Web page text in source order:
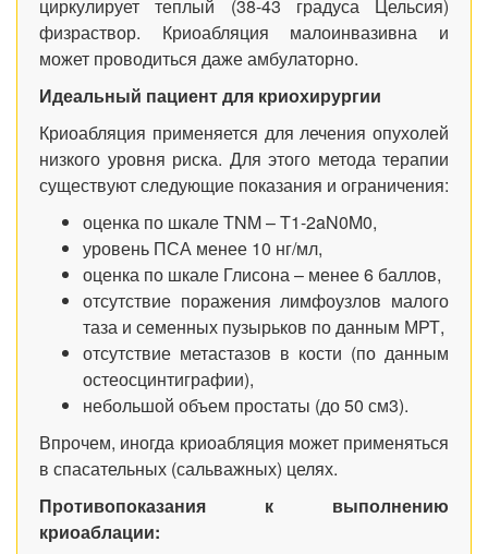
циркулирует теплый (38-43 градуса Цельсия)
физраствор. Криоабляция малоинвазивна и
может проводиться даже амбулаторно.
Идеальный пациент для криохирургии
Криоабляция применяется для лечения опухолей
низкого уровня риска. Для этого метода терапии
существуют следующие показания и ограничения:
оценка по шкале TNM – T1-2aN0M0,
уровень ПСА менее 10 нг/мл,
оценка по шкале Глисона – менее 6 баллов,
отсутствие поражения лимфоузлов малого
таза и семенных пузырьков по данным МРТ,
отсутствие метастазов в кости (по данным
остеосцинтиграфии),
небольшой объем простаты (до 50 см3).
Впрочем, иногда криоабляция может применяться
в спасательных (сальважных) целях.
Противопоказания к выполнению
криоаблации: